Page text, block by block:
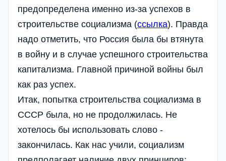
предопределена именно из-за успехов в
строительстве социализма (ссылка). Правда
надо отметить, что Россия была бы втянута
в войну и в случае успешного строительства
капитализма. Главной причиной войны был
как раз успех.
Итак, попытка строительства социализма в
СССР была, но не продолжилась. Не
хотелось бы использовать слово -
закончилась. Как нас учили, социализм